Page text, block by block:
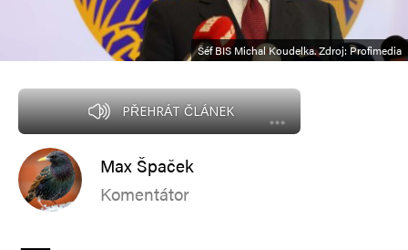
Šéf BIS Michal Koudelka. Zdroj: Profimedia
PŘEHRÁT ČLÁNEK
Max Špaček
Komentátor